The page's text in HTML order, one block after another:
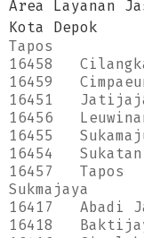
Area Layanan
Kota Depok
Tapos
16458
16459
16451
16456
16455
16454
16457
Tapos
Sukmajaya
16417
Abadi
16418